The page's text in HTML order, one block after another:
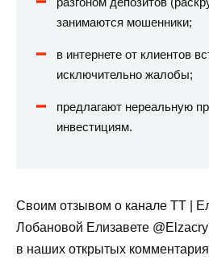
занимаются мошенники;
в интернете от клиентов
исключительно жалобы;
предлагают нереальную
инвестициям.
Своим отзывом о канале TT |
Лобановой Елизавете
в наших открытых